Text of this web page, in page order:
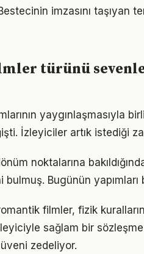
imzasını taşıyan
türünü
yaygınlaşmasıyla
İzleyiciler artık istediği
noktalarına
bulmuş. Bugünün
filmler, fizik
sağlam bir
zedeliyor.